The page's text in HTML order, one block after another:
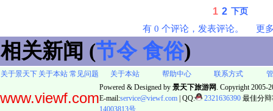
1 2 下页
有 0 个评论，发表评论。 更
相关新闻 (节令 食俗)
关于景天下 关于本站 常见问题 关于本站 帮助中心 联系方式
www.viewf.com
Powered & Designed by 景天下旅游网 . Copyright 2005-
E-mail:service@viewf.com | QQ: 2321636390 最佳分
14003813号